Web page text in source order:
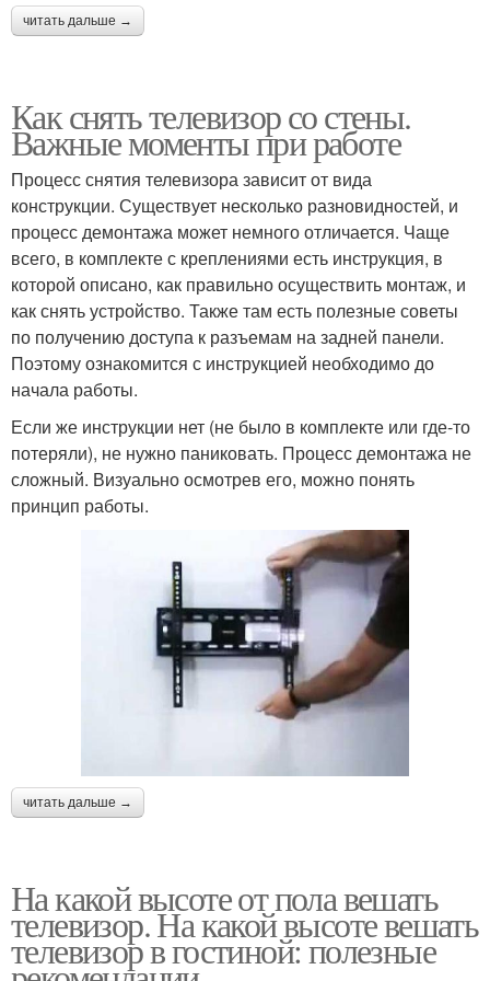
читать дальше →
Как снять телевизор со стены.
Важные моменты при работе
Процесс снятия телевизора зависит от вида
конструкции. Существует несколько разновидностей, и
процесс демонтажа может немного отличается. Чаще
всего, в комплекте с креплениями есть инструкция, в
которой описано, как правильно осуществить монтаж, и
как снять устройство. Также там есть полезные советы
по получению доступа к разъемам на задней панели.
Поэтому ознакомится с инструкцией необходимо до
начала работы.
Если же инструкции нет (не было в комплекте или где-то
потеряли), не нужно паниковать. Процесс демонтажа не
сложный. Визуально осмотрев его, можно понять
принцип работы.
читать дальше →
На какой высоте от пола вешать
телевизор. На какой высоте вешать
телевизор в гостиной: полезные